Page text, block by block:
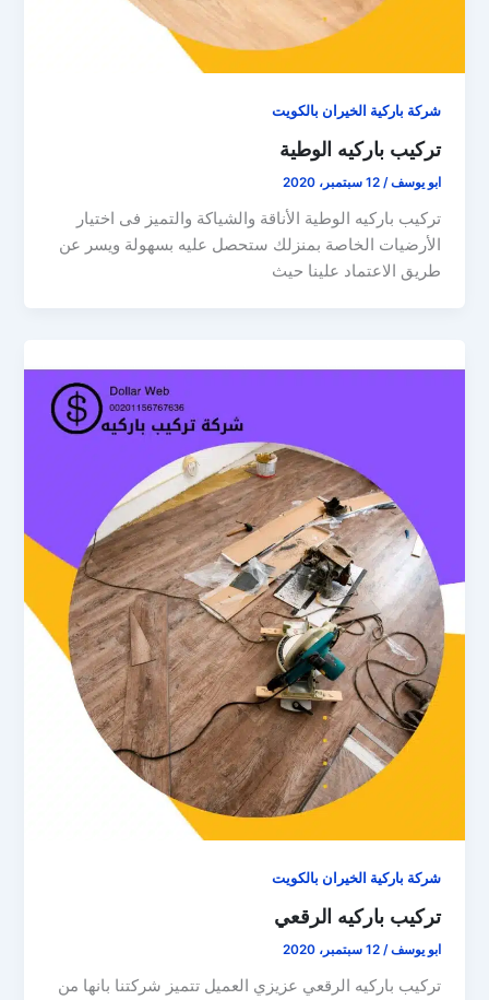
شركة باركية الخيران بالكويت
تركيب باركيه الوطية
ابو يوسف/12 سبتمبر، 2020
تركيب باركيه الوطية الأناقة والشياكة والتميز فى اختيار
الأرضيات الخاصة بمنزلك ستحصل عليه بسهولة ويسر عن
طريق الاعتماد علينا حيث
شركة باركية الخيران بالكويت
تركيب باركيه الرقعي
ابو يوسف/12 سبتمبر، 2020
تركيب باركيه الرقعي عزيزي العميل تتميز شركتنا بانها من